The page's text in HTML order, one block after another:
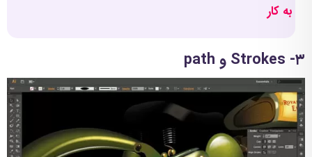
به کار
۳- Strokes و path